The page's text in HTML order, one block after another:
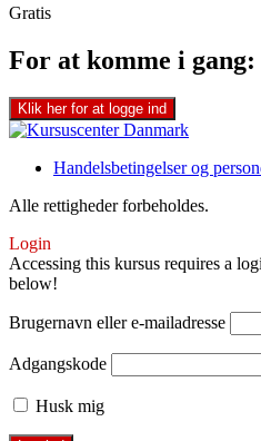
Gratis
For at komme i gang:
Klik her for at logge ind
Handelsbetingelser og
Alle rettigheder forbeholdes.
Login
Accessing this kursus requires a
below!
Brugernavn eller e-mailadresse
Adgangskode
Husk mig